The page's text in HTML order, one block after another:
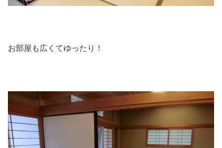
お部屋も広くてゆったり！